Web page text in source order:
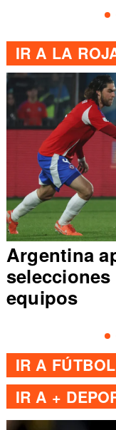
IR A LA
Argentina
selecciones
equipos
IR A
IR A +